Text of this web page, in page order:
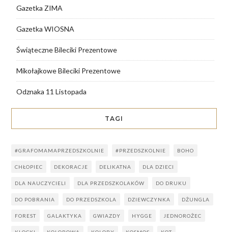
Gazetka ZIMA
Gazetka WIOSNA
Świąteczne Bileciki Prezentowe
Mikołajkowe Bileciki Prezentowe
Odznaka 11 Listopada
TAGI
#GRAFOMAMAPRZEDSZKOLNIE #PRZEDSZKOLNIE BOHO
CHŁOPIEC DEKORACJE DELIKATNA DLA DZIECI
DLA NAUCZYCIELI DLA PRZEDSZKOLAKÓW DO DRUKU
DO POBRANIA DO PRZEDSZKOLA DZIEWCZYNKA DŻUNGLA
FOREST GALAKTYKA GWIAZDY HYGGE JEDNOROŻEC